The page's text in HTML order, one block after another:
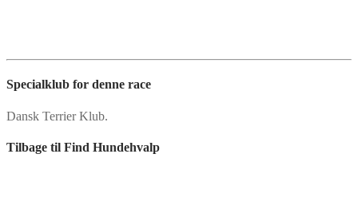
Specialklub for denne race
Dansk Terrier Klub.
Tilbage til Find Hundehvalp